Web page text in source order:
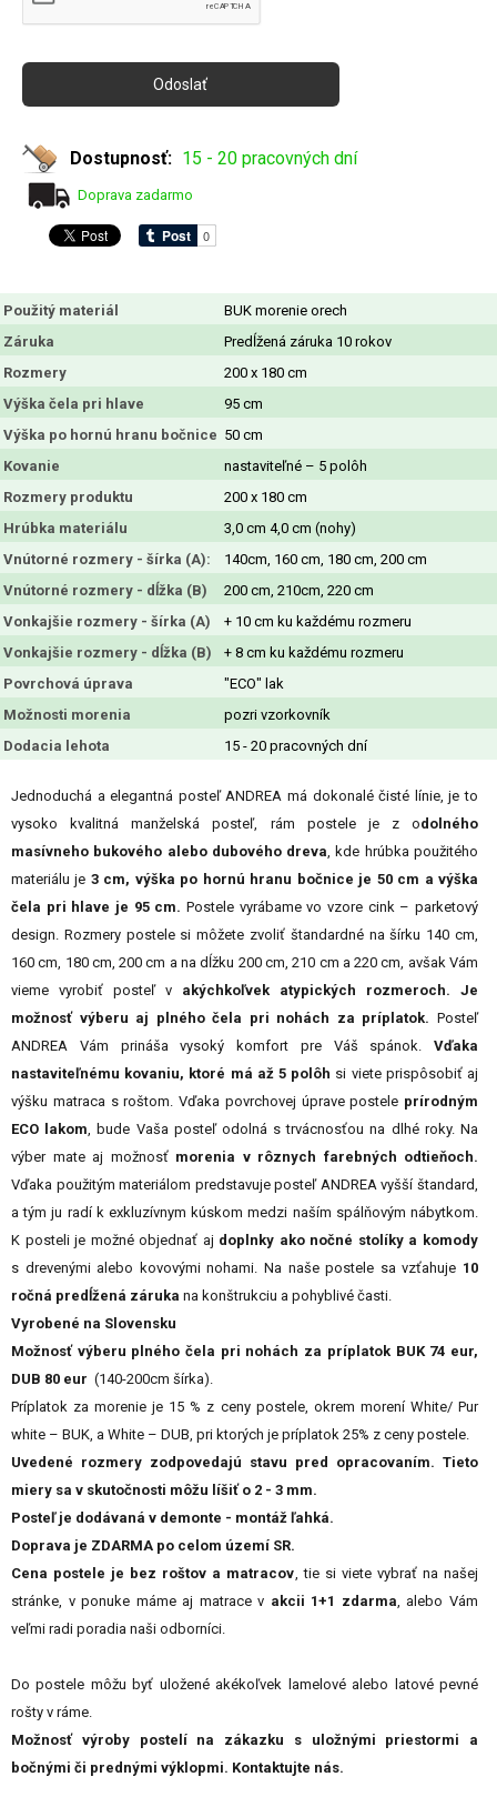
Dostupnosť: 15 - 20 pracovných dní
Doprava zadarmo
Použitý materiál
BUK morenie orech
Záruka
Predĺžená záruka 10 rokov
Rozmery
200 x 180 cm
Výška čela pri hlave
95 cm
Výška po hornú hranu bočnice 50 cm
Kovanie
nastaviteľné – 5 polôh
Rozmery produktu
200 x 180 cm
Hrúbka materiálu
3,0 cm 4,0 cm (nohy)
Vnútorné rozmery - šírka (A):
140cm, 160 cm, 180 cm, 200 cm
Vnútorné rozmery - dĺžka (B)
200 cm, 210cm, 220 cm
Vonkajšie rozmery - šírka (A)
+ 10 cm ku každému rozmeru
Vonkajšie rozmery - dĺžka (B)
+ 8 cm ku každému rozmeru
Povrchová úprava
"ECO" lak
Možnosti morenia
pozri vzorkovník
Dodacia lehota
15 - 20 pracovných dní
Jednoduchá a elegantná posteľ ANDREA má dokonalé čisté línie, je to
vysoko kvalitná manželská posteľ, rám postele je z odolného
masívneho bukového alebo dubového dreva , kde hrúbka použitého
materiálu je 3 cm, výška po hornú hranu bočnice je 50 cm a výška
čela pri hlave je 95 cm. Postele vyrábame vo vzore cink – parketový
design. Rozmery postele si môžete zvoliť štandardné na šírku 140 cm,
160 cm, 180 cm, 200 cm a na dĺžku 200 cm, 210 cm a 220 cm, avšak Vám
vieme vyrobiť posteľ v akýchkoľvek atypických rozmeroch.
Je
možnosť výberu aj plného čela pri nohách za príplatok. Posteľ
ANDREA Vám prináša vysoký komfort pre Váš spánok. Vďaka
nastaviteľnému kovaniu, ktoré má až 5 polôh si viete prispôsobiť aj
výšku matraca s roštom. Vďaka povrchovej úprave postele prírodným
ECO lakom , bude Vaša posteľ odolná s trvácnosťou na dlhé roky. Na
výber mate aj možnosť morenia v rôznych farebných odtieňoch.
Vďaka použitým materiálom predstavuje posteľ ANDREA vyšší štandard,
a tým ju radí k exkluzívnym kúskom medzi naším spálňovým nábytkom.
K posteli je možné objednať aj doplnky ako nočné stolíky a komody
s drevenými alebo kovovými nohami. Na naše postele sa vzťahuje 10
ročná predĺžená záruka na konštrukciu a pohyblivé časti.
Vyrobené na Slovensku
Možnosť výberu plného čela pri nohách za príplatok BUK 74 eur,
DUB 80 eur (140-200cm šírka).
Príplatok za morenie je 15 % z ceny postele, okrem morení White/ Pur
white – BUK, a White – DUB, pri ktorých je príplatok 25% z ceny postele.
Uvedené rozmery zodpovedajú stavu pred opracovaním. Tieto
miery sa v skutočnosti môžu líšiť o 2 - 3 mm.
Posteľ je dodávaná v demonte - montáž ľahká.
Doprava je ZDARMA po celom území SR.
Cena postele je bez roštov a matracov , tie si viete vybrať na našej
stránke, v ponuke máme aj matrace v akcii 1+1 zdarma , alebo Vám
veľmi radi poradia naši odborníci.
Do postele môžu byť uložené akékoľvek lamelové alebo latové pevné
rošty v ráme.
Možnosť výroby postelí na zákazku s uložnými priestormi a
bočnými či prednými výklopmi. Kontaktujte nás.